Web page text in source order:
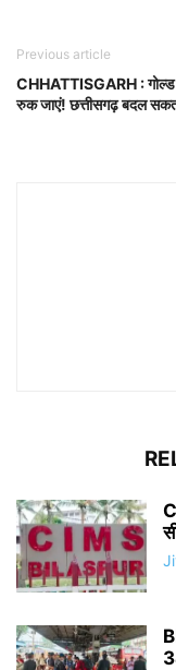
Previous article
CHHATTISGARH : गोल्ड
रुक जाएं! छत्तीसगढ़ बदल